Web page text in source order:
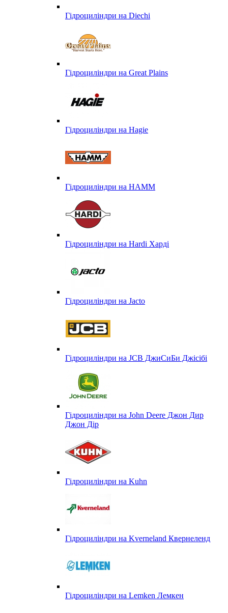
Гідроциліндри на Diechi
Гідроциліндри на Great Plains
Гідроциліндри на Hagie
Гідроциліндри на HAMM
Гідроциліндри на Hardi Харді
Гідроциліндри на Jacto
Гідроциліндри на JCB ДжиСиБи Джісібі
Гідроциліндри на John Deere Джон Дир
Джон Дір
Гідроциліндри на Kuhn
Гідроциліндри на Kverneland Квернеленд
Гідроциліндри на Lemken Лемкен